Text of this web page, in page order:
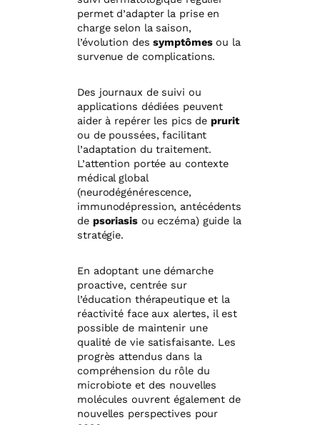
permet d’adapter la prise en
charge selon la saison,
l’évolution dessymptômesou la
survenue de complications.
Des journaux de suivi ou
applications dédiées peuvent
aider à repérer les pics deprurit
ou de poussées, facilitant
l’adaptation du traitement.
L’attention portée au contexte
médical global
(neurodégénérescence,
immunodépression, antécédents
de psoriasisou eczéma) guide la
stratégie.
En adoptant une démarche
proactive, centrée sur
l’éducation thérapeutique et la
réactivité face aux alertes, il est
possible de maintenir une
qualité de vie satisfaisante. Les
progrès attendus dans la
compréhension du rôle du
microbiote et des nouvelles
molécules ouvrent également de
nouvelles perspectives pour